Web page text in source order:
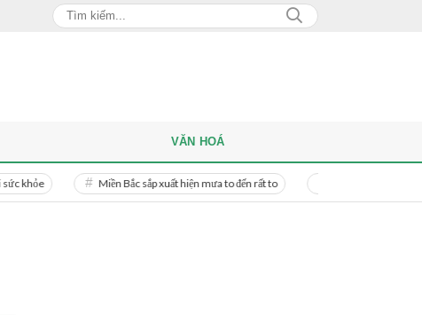
Miền Bắc sắp xuất hiện mưa to đến rất to Danh tính người phụ nữ bị bạn
VĂN HOÁ